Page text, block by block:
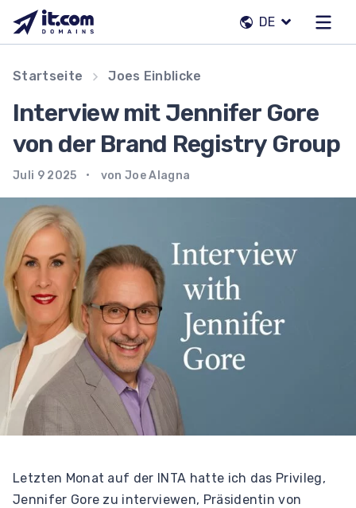
Inhalt
springen
DE
Unser Team
Kontakte
Registrierstellen
DE
Startseite Joes Einblicke
Interview mit Jennifer Gore
von der Brand Registry Group
Juli 9 2025 von Joe Alagna
Letzten Monat auf der INTA hatte ich das Privileg,
Jennifer Gore zu interviewen, Präsidentin von